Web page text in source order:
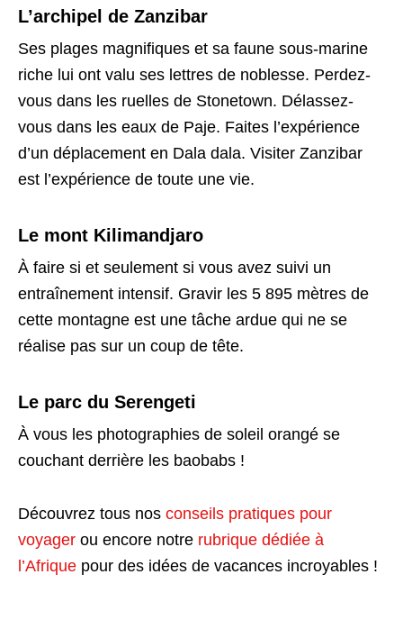
L’archipel de Zanzibar
Ses plages magnifiques et sa faune sous-marine
riche lui ont valu ses lettres de noblesse. Perdez-
vous dans les ruelles de Stonetown. Délassez-
vous dans les eaux de Paje. Faites l’expérience
d’un déplacement en Dala dala. Visiter Zanzibar
est l’expérience de toute une vie.
Le mont Kilimandjaro
À faire si et seulement si vous avez suivi un
entraînement intensif. Gravir les 5 895 mètres de
cette montagne est une tâche ardue qui ne se
réalise pas sur un coup de tête.
Le parc du Serengeti
À vous les photographies de soleil orangé se
couchant derrière les baobabs !
Découvrez tous nos conseils pratiques pour
voyager ou encore notre rubrique dédiée à
l’Afrique pour des idées de vacances incroyables !